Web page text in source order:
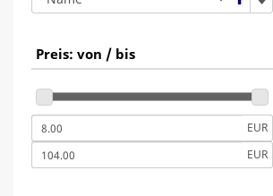
Preis: von / bis
EUR
EUR